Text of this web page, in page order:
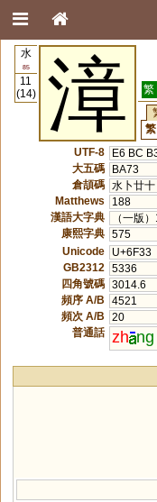
水
85
11
(14)
漳 繁
繁
UTF-8
E6 BC
大五碼
BA73
倉頡碼 水卜廿十
Matthews
188
漢語大字典
（一版
康熙字典 575
Unicode
U+6F33
GB2312
5336
四角號碼 3014.6
頻序 A/B
4521
頻次 A/B
20
普通話 zh ng